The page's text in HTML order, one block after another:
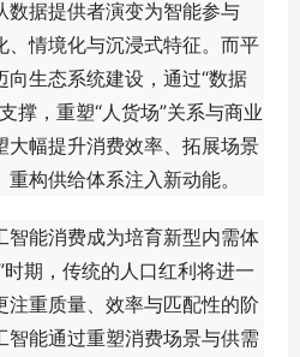
数据提供者演变为智能参与
、情境化与沉浸式特征。而平
生态系统建设，通过“数据
撑，重塑“人货场”关系与商业
大幅提升消费效率、拓展场景
构供给体系注入新动能。
能消费成为培育新型内需体
期，传统的人口红利将进一
注重质量、效率与匹配性的阶
智能通过重塑消费场景与供需